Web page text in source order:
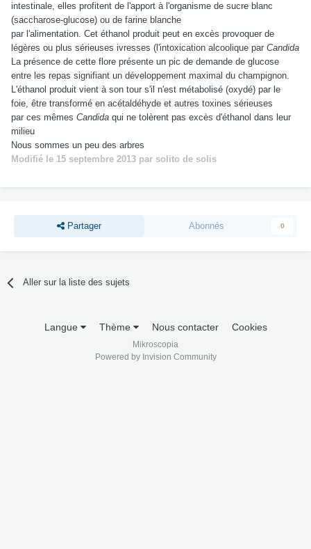
intestinale, elles profitent de l'apport à l'organisme de sucre blanc
(saccharose-glucose) ou de farine blanche
par l'alimentation. Cet éthanol produit peut en excès provoquer de
légères ou plus sérieuses ivresses (l'intoxication alcoolique par Candida
La présence de cette flore présente un pic de demande de glucose
entre les repas signifiant un développement maximal du champignon.
L'éthanol produit vient à son tour s'il n'est métabolisé (oxydé) par le
foie, être transformé en acétaldéhyde et autres toxines sérieuses
par ces mêmes Candida qui ne tolèrent pas excès d'éthanol dans leur
milieu
Nous sommes un peu des arbres
Modifié le 15 septembre 2013 par solito de solis
Partager Abonnés 0
Aller sur la liste des sujets
Langue Thème Nous contacter Cookies
Mikroscopia
Powered by Invision Community